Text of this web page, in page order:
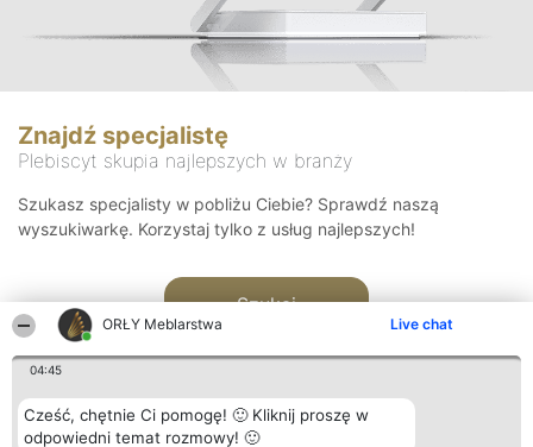
ORŁY Meblarstwa Live chat
04:45
Cześć, chętnie Ci pomogę! 🙂 Kliknij proszę w
odpowiedni temat rozmowy! 🙂
Znajdź specjalistę
Plebiscyt skupia najlepszych w branży
Szukasz specjalisty w pobliżu Ciebie? Sprawdź naszą
wyszukiwarkę. Korzystaj tylko z usług najlepszych!
Szukaj